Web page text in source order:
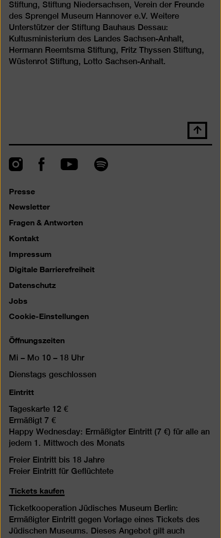
Stiftung, Stiftung Niedersachsen, Verein der Freunde
des Sprengel Museum Hannover e.V. Weitere
Unterstützer der Stiftung Bauhaus Dessau:
Kultusministerium des Landes Sachsen-Anhalt,
Hermann Reemtsma Stiftung, Fritz Thyssen Stiftung,
Wüstenrot Stiftung, Lotto Sachsen-Anhalt.
Nach
oben
InstagramFacebookYouTube Spotify
Presse
Newsletter
Fragen & Antworten
Kontakt
Impressum
Digitale Barrierefreiheit
Datenschutz
Jobs
Cookie-Einstellungen
Öffnungszeiten
Mi – Mo 10 – 18 Uhr
Dienstags geschlossen
Eintritt
Tageskarte 12 €
Ermäßigt 7 €
Happy Wednesday: Ermäßigter Eintritt (7 €) für alle an
jedem 1. Mittwoch des Monats
Freier Eintritt bis 18 Jahre
Freier Eintritt für Geflüchtete
Tickets kaufen
Ticketkooperation Jüdisches Museum Berlin:
Ermäßigter Eintritt gegen Vorlage eines Tickets des
Jüdischen Museums. Dieses Angebot gilt auch